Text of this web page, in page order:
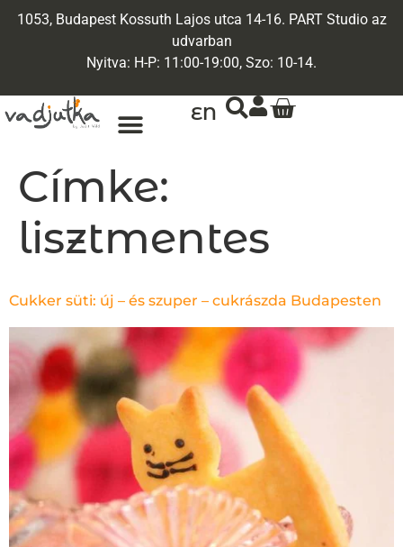
1053, Budapest Kossuth Lajos utca 14-16. PART Studio az
udvarban
Nyitva: H-P: 11:00-19:00, Szo: 10-14.
EN
Címke:
lisztmentes
Cukker süti: új – és szuper – cukrászda Budapesten